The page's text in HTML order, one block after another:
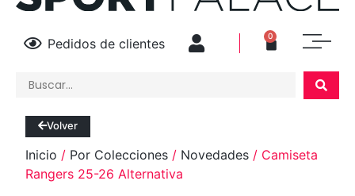
Pedidos de clientes 0
Volver
Inicio / Por Colecciones / Novedades / Camiseta
Rangers 25-26 Alternativa